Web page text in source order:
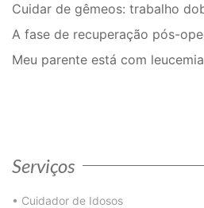
Cuidar de gêmeos: trabalho
A fase de recuperação pós-
Meu parente está com
Serviços
• Cuidador de Idosos